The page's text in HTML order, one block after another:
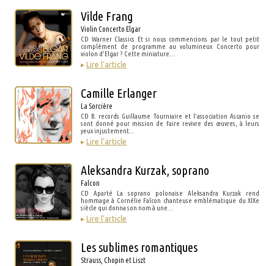
Vilde Frang
Violin Concerto Elgar
CD Warner Classics Et si nous commencions par le tout petit
complément de programme au volumineux Concerto pour
violon d’Elgar ? Cette miniature…
▸ Lire l’article
Camille Erlanger
La Sorcière
CD B. records Guillaume Tourniaire et l’association Ascanio se
sont donné pour mission de faire revivre des œuvres, à leurs
yeux injustement…
▸ Lire l’article
Aleksandra Kurzak, soprano
Falcon
CD Aparté La soprano polonaise Aleksandra Kurzak rend
hommage à Cornélie Falcon chanteuse emblématique du XIXe
siècle qui donna son nom à une…
▸ Lire l’article
Les sublimes romantiques
Strauss, Chopin et Liszt